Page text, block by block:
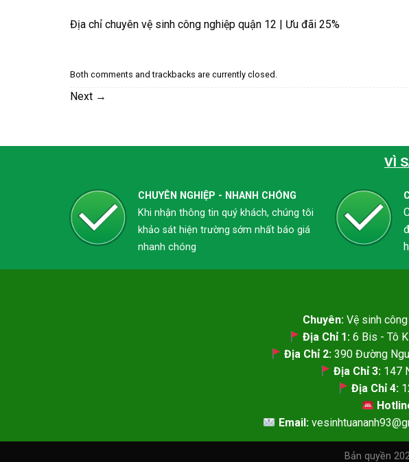
Địa chỉ chuyên vệ sinh công nghiệp quận 12 | Ưu đãi 25%
Both comments and trackbacks are currently closed.
Next →
VÌ
CHUYÊN NGHIỆP - NHANH CHÓNG
Khi nhận thông tin quý khách, chúng tôi
khảo sát hiện trường sớm nhất báo giá
nhanh chóng
Chuyên: Vệ sinh
Địa Chỉ 1:6 Bis - Tô
Địa Chỉ 2: 390 Đường
Địa Chỉ 3:147
Địa Chỉ 4:
Email:
Bản quyền